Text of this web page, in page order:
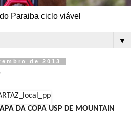
Paraiba ciclo viável
▼
de 2013
DA COPA USP DE MOUNTAIN